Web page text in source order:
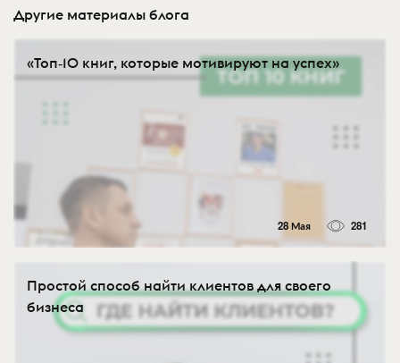
Другие материалы блога
«Топ‑10 книг, которые мотивируют на успех»
28 Мая 281
Простой способ найти клиентов для своего
бизнеса